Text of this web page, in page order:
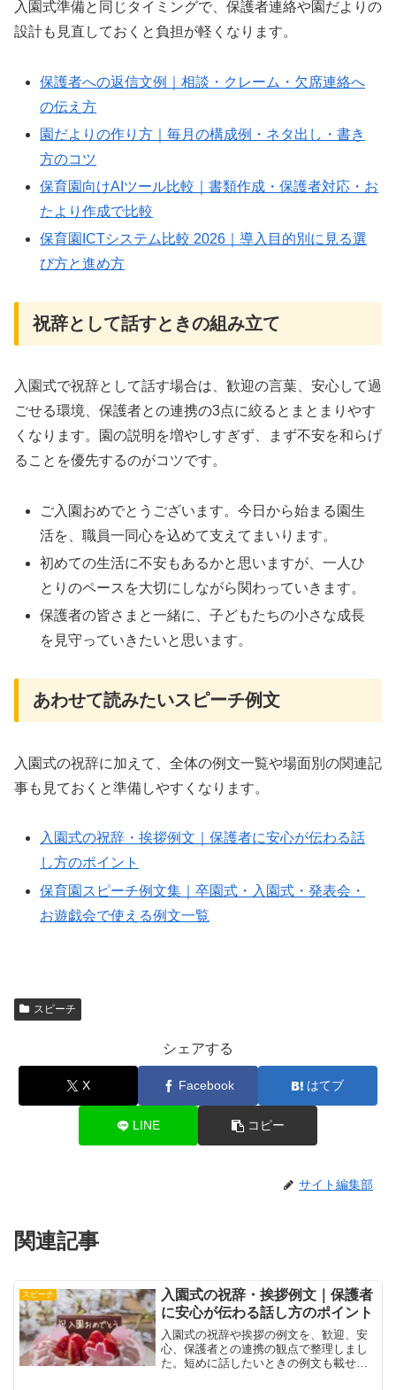
入園式準備と同じタイミングで、保護者連絡や園だよりの
設計も見直しておくと負担が軽くなります。
保護者への返信文例｜相談・クレーム・欠席連絡へ
の伝え方
園だよりの作り方｜毎月の構成例・ネタ出し・書き
方のコツ
保育園向けAIツール比較｜書類作成・保護者対応・お
たより作成で比較
保育園ICTシステム比較 2026｜導入目的別に見る選
び方と進め方
祝辞として話すときの組み立て
入園式で祝辞として話す場合は、歓迎の言葉、安心して過
ごせる環境、保護者との連携の3点に絞るとまとまりやす
くなります。園の説明を増やしすぎず、まず不安を和らげ
ることを優先するのがコツです。
ご入園おめでとうございます。今日から始まる園生
活を、職員一同心を込めて支えてまいります。
初めての生活に不安もあるかと思いますが、一人ひ
とりのペースを大切にしながら関わっていきます。
保護者の皆さまと一緒に、子どもたちの小さな成長
を見守っていきたいと思います。
あわせて読みたいスピーチ例文
入園式の祝辞に加えて、全体の例文一覧や場面別の関連記
事も見ておくと準備しやすくなります。
入園式の祝辞・挨拶例文｜保護者に安心が伝わる話
し方のポイント
保育園スピーチ例文集｜卒園式・入園式・発表会・
お遊戯会で使える例文一覧
スピーチ
シェアする
X Facebook はてブ
LINE コピー
サイト編集部
関連記事
スピーチ
入園式の祝辞・挨拶例文｜保護者
に安心が伝わる話し方のポイント
入園式の祝辞や挨拶の例文を、歓迎、安
心、保護者との連携の観点で整理しまし
た。短めに話したいときの例文も載せて